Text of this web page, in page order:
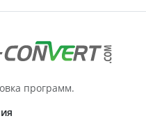
программ.